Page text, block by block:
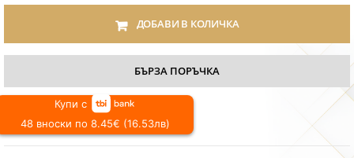
ДОБАВИ В КОЛИЧКА
БЪРЗА ПОРЪЧКА
Купи с
48 вноски по 8.45€ (16.53лв)